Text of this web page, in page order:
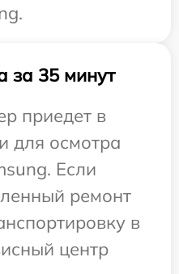
за 35 минут
приедет в
для осмотра
Если
ремонт
в
центр